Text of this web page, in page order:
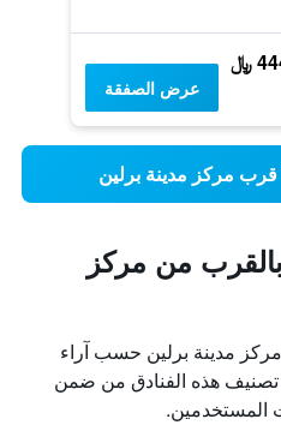
﷼
عرض الصفقة
بالقرب من مركز
مدينة برلين حسب آراء
هذه الفنادق من ضمن
المستخدمين.